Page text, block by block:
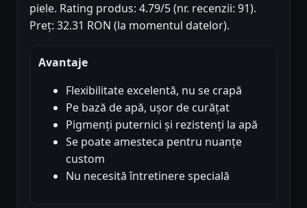
piele. Rating produs: 4.79/5 (nr. recenzii: 91).
Preț: 32.31 RON (la momentul datelor).
Avantaje
Flexibilitate excelentă, nu se crapă
Pe bază de apă, ușor de curățat
Pigmenți puternici și rezistenți la apă
Se poate amesteca pentru nuanțe
custom
Nu necesită întretinere specială